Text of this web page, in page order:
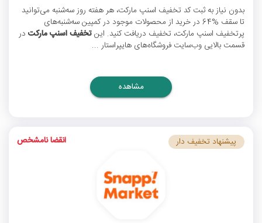
بدون نیاز به ثبتکد تخفیف اسنپ مارکت، هر هفته روز سه‌شنبه می‌توانید
تا سقف %64 در خرید از محصولات موجود در کمپین سه‌شنبه‌های
پرتخفیف اسنپ مارکت، تخفیف دریافت کنید. اینتخفیف اسنپ مارکت در
قسمت بالایی وب‌سایت فروشگاه‌های هایپراستار ...
مشاهده
پیشنهاد تخفیف دار انقضا نامشخص